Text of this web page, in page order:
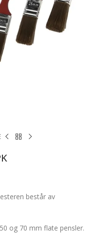
består av
og 70 mm flate pensler.